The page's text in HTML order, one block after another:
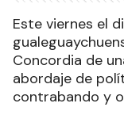
Este viernes el
Concordia de
abordaje de
contrabando y